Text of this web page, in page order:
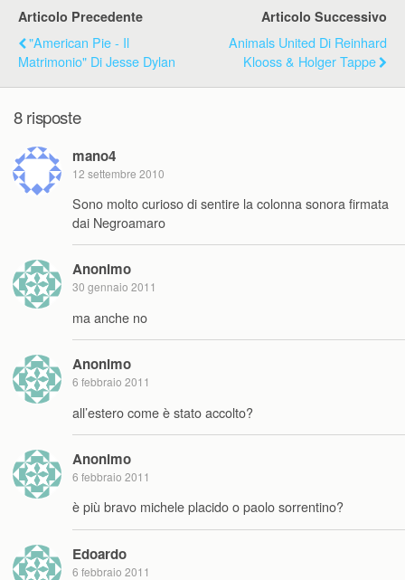
Articolo Precedente
"American Pie - Il
Matrimonio" Di Jesse Dylan
Articolo Successivo
Animals United Di Reinhard
Klooss & Holger Tappe
8 risposte
mano4
12 settembre 2010
Sono molto curioso di sentire la colonna sonora firmata
dai Negroamaro
Anonimo
30 gennaio 2011
ma anche no
Anonimo
6 febbraio 2011
all’estero come è stato accolto?
Anonimo
6 febbraio 2011
è più bravo michele placido o paolo sorrentino?
Edoardo
6 febbraio 2011